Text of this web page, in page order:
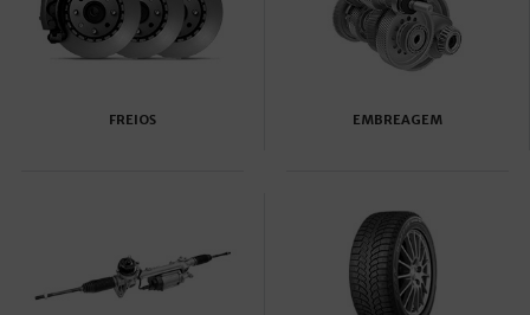
FREIOS EMBREAGEM